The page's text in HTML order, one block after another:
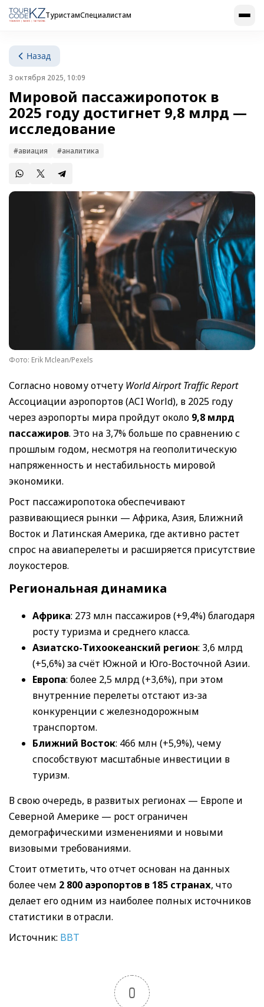
ТуристамСпециалистам
Назад
3 октября 2025, 10:09
Мировой пассажиропоток в
2025 году достигнет 9,8 млрд —
исследование
#авиация #аналитика
Фото: Erik Mclean/Pexels
Согласно новому отчету World Airport Traffic Report
Ассоциации аэропортов (ACI World), в 2025 году
через аэропорты мира пройдут около 9,8 млрд
пассажиров. Это на 3,7% больше по сравнению с
прошлым годом, несмотря на геополитическую
напряженность и нестабильность мировой
экономики.
Рост пассажиропотока обеспечивают
развивающиеся рынки — Африка, Азия, Ближний
Восток и Латинская Америка, где активно растет
спрос на авиаперелеты и расширяется присутствие
лоукостеров.
Региональная динамика
Африка: 273 млн пассажиров (+9,4%) благодаря
росту туризма и среднего класса.
Азиатско-Тихоокеанский регион: 3,6 млрд
(+5,6%) за счёт Южной и Юго-Восточной Азии.
Европа: более 2,5 млрд (+3,6%), при этом
внутренние перелеты отстают из-за
конкуренции с железнодорожным
транспортом.
Ближний Восток: 466 млн (+5,9%), чему
способствуют масштабные инвестиции в
туризм.
В свою очередь, в развитых регионах — Европе и
Северной Америке — рост ограничен
демографическими изменениями и новыми
визовыми требованиями.
Стоит отметить, что отчет основан на данных
более чем 2 800 аэропортов в 185 странах, что
делает его одним из наиболее полных источников
статистики в отрасли.
Источник: BBT
0